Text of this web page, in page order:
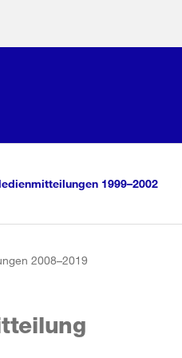
1999–2002
2008–2019